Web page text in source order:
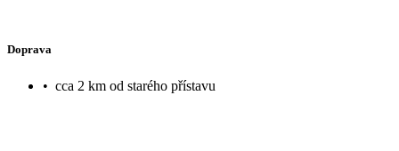
Doprava
• cca 2 km od starého přístavu